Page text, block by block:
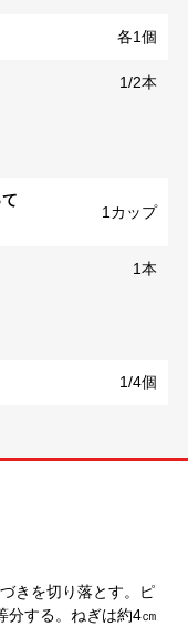
各1個
1/2本
1カップ
1本
1/4個
きを切り落とす。ピ
分する。ねぎは約4㎝